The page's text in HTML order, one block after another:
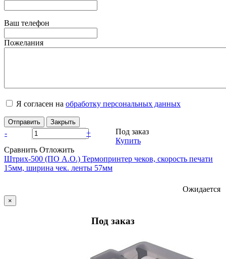
Ваш телефон
Пожелания
Я согласен на обработку персональных данных
Отправить Закрыть
- +
Под заказ
Купить
Сравнить Отложить
Штрих-500 (ПО А.О.) Термопринтер чеков, скорость печати
15мм, ширина чек. ленты 57мм
Ожидается
×
Под заказ